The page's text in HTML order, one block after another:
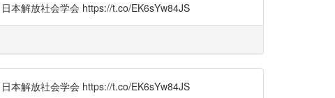
本解放社会学会 https://t.co/EK6sYw84JS
本解放社会学会 https://t.co/EK6sYw84JS